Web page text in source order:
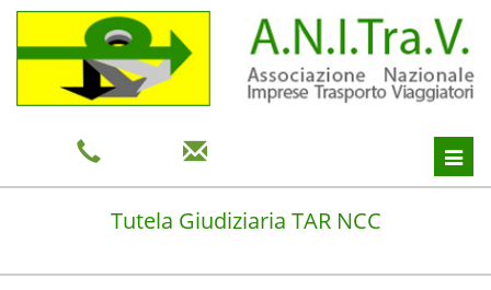
Tutela Giudiziaria TAR NCC